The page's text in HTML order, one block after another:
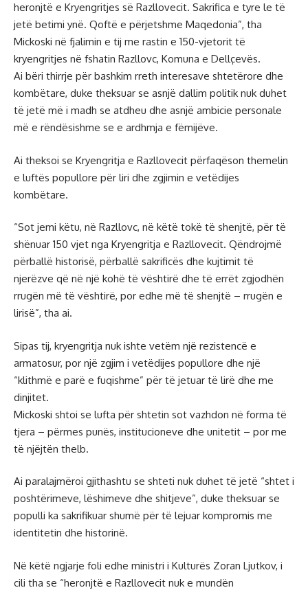
heronjtë e Kryengritjes së Razllovecit. Sakrifica e tyre le të
jetë betimi ynë. Qoftë e përjetshme Maqedonia”, tha
Mickoski në fjalimin e tij me rastin e 150-vjetorit të
kryengritjes në fshatin Razllovc, Komuna e Dellçevës.
Ai bëri thirrje për bashkim rreth interesave shtetërore dhe
kombëtare, duke theksuar se asnjë dallim politik nuk duhet
të jetë më i madh se atdheu dhe asnjë ambicie personale
më e rëndësishme se e ardhmja e fëmijëve.
Ai theksoi se Kryengritja e Razllovecit përfaqëson themelin
e luftës popullore për liri dhe zgjimin e vetëdijes
kombëtare.
“Sot jemi këtu, në Razllovc, në këtë tokë të shenjtë, për të
shënuar 150 vjet nga Kryengritja e Razllovecit. Qëndrojmë
përballë historisë, përballë sakrificës dhe kujtimit të
njerëzve që në një kohë të vështirë dhe të errët zgjodhën
rrugën më të vështirë, por edhe më të shenjtë – rrugën e
lirisë”, tha ai.
Sipas tij, kryengritja nuk ishte vetëm një rezistencë e
armatosur, por një zgjim i vetëdijes popullore dhe një
“klithmë e parë e fuqishme” për të jetuar të lirë dhe me
dinjitet.
Mickoski shtoi se lufta për shtetin sot vazhdon në forma të
tjera – përmes punës, institucioneve dhe unitetit – por me
të njëjtën thelb.
Ai paralajmëroi gjithashtu se shteti nuk duhet të jetë “shtet i
poshtërimeve, lëshimeve dhe shitjeve”, duke theksuar se
populli ka sakrifikuar shumë për të lejuar kompromis me
identitetin dhe historinë.
Në këtë ngjarje foli edhe ministri i Kulturës Zoran Ljutkov, i
cili tha se “heronjtë e Razllovecit nuk e mundën